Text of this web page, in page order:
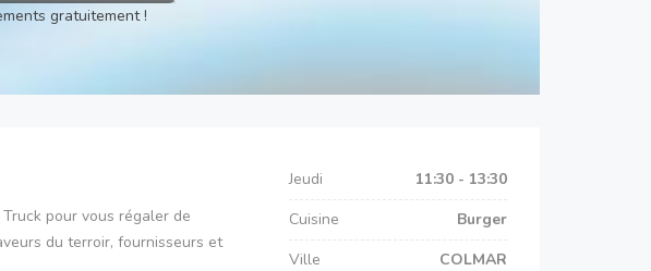
gratuitement !
pour vous régaler de
du terroir, fournisseurs et
Jeudi
11:30 - 13:30
Cuisine
Burger
Ville
COLMAR